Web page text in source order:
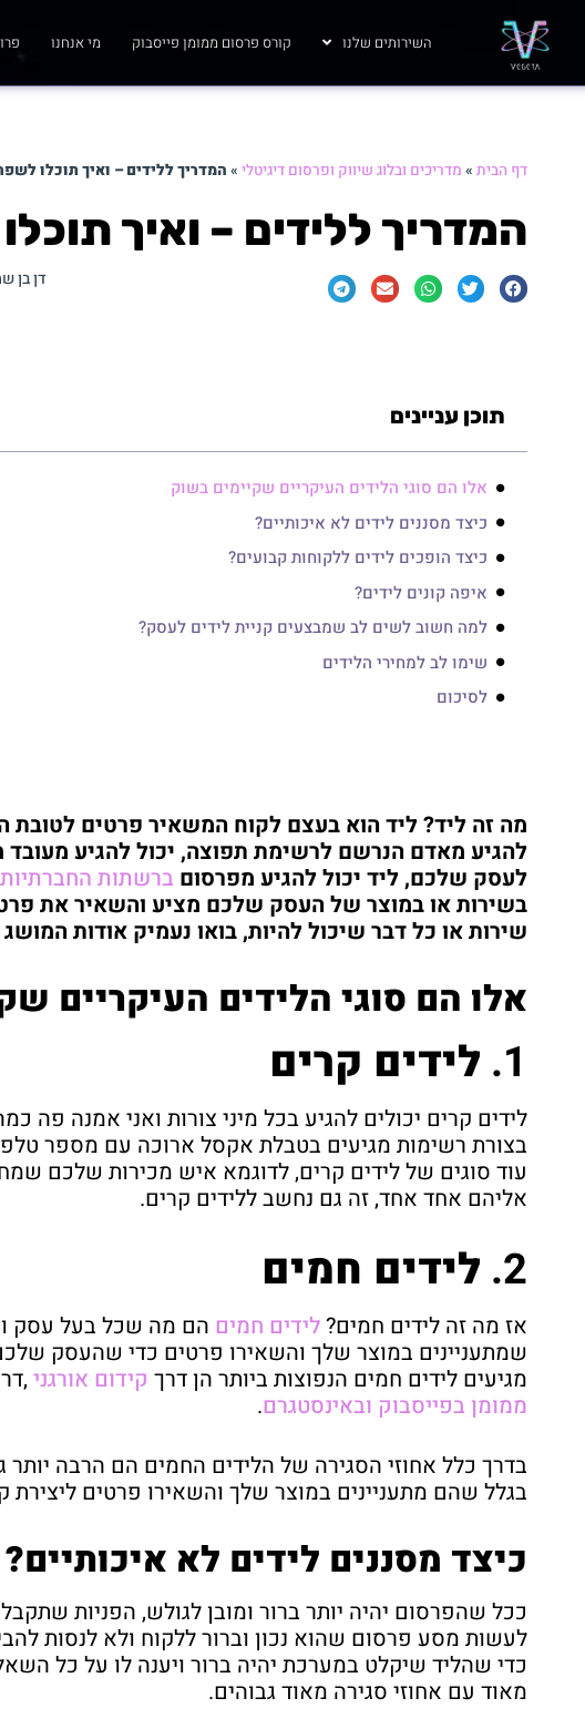
השירותים שלנו קורס פרסום ממומן פייסבוק מי אנחנו
דף הבית » מדריכים ובלוג שיווק ופרסום דיגיטלי » המדריך ללידים – ואיך תוכלו
המדריך ללידים – ואיך
דן בן
תוכן עניינים
אלו הם סוגי הלידים העיקריים שקיימים בשוק
כיצד מסננים לידים לא איכותיים?
כיצד הופכים לידים ללקוחות קבועים?
איפה קונים לידים?
למה חשוב לשים לב שמבצעים קניית לידים לעסק?
שימו לב למחירי הלידים
לסיכום
מה זה ליד? ליד הוא בעצם לקוח המשאיר פרטים לטובת
להגיע מאדם הנרשם לרשימת תפוצה, יכול להגיע
לעסק שלכם, ליד יכול להגיע מפרסום ברשתות החברתיות
בשירות או במוצר של העסק שלכם מציע והשאיר את
שירות או כל דבר שיכול להיות, בואו נעמיק אודות המושג
אלו הם סוגי הלידים העיקריים
1. לידים קרים
לידים קרים יכולים להגיע בכל מיני צורות ואני אמנה פה
בצורת רשימות מגיעים בטבלת אקסל ארוכה עם מספר
עוד סוגים של לידים קרים, לדוגמא איש מכירות שלכם
אליהם אחד אחד, זה גם נחשב ללידים קרים.
2. לידים חמים
אז מה זה לידים חמים?לידים חמים הם מה שכל בעל עסק
שמתעניינים במוצר שלך והשאירו פרטים כדי שהעסק
מגיעים לידים חמים הנפוצות ביותר הן דרך קידום אורגני
ממומן בפייסבוק ובאינסטגרם.
בדרך כלל אחוזי הסגירה של הלידים החמים הם הרבה יותר
בגלל שהם מתעניינים במוצר שלך והשאירו פרטים ליצירת
כיצד מסננים לידים לא איכותיים?
ככל שהפרסום יהיה יותר ברור ומובן לגולש, הפניות
לעשות מסע פרסום שהוא נכון וברור ללקוח ולא לנסות
כדי שהליד שיקלט במערכת יהיה ברור ויענה לו על כל
מאוד עם אחוזי סגירה מאוד גבוהים.